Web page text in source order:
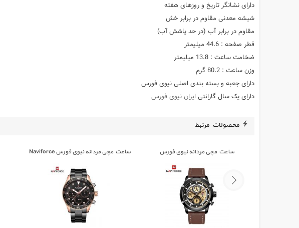
دارای نشانگر تاریخ و روزهای هفته
شیشه معدنی مقاوم در برابر خش
مقاوم در برابر آب (در حد پاشش آب)
قطر صفحه : 44.6 میلیمتر
ضخامت ساعت : 13.8 میلیمتر
وزن ساعت : 80.2 گرم
دارای جعبه و بسته بندی اصلی نیوی فورس
دارای یک سال گارانتی ایران نیوی فورس
محصولات مرتبط
ساعت مچی مردانه نیوی فورس
ساعت مچی مردانه نیوی فورس Naviforce